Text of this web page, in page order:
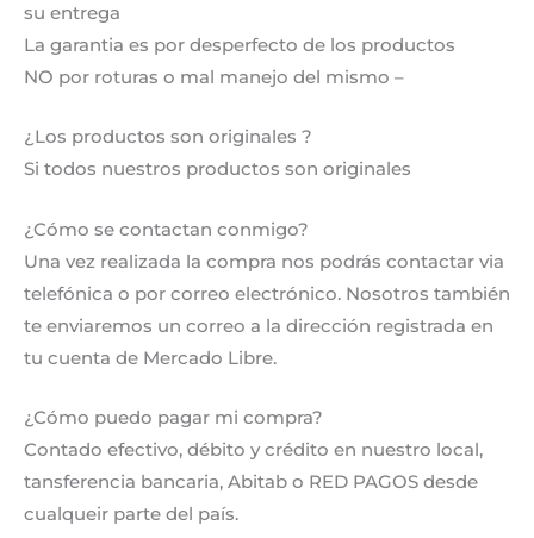
su entrega
La garantia es por desperfecto de los productos
NO por roturas o mal manejo del mismo –
¿Los productos son originales ?
Si todos nuestros productos son originales
¿Cómo se contactan conmigo?
Una vez realizada la compra nos podrás contactar via
telefónica o por correo electrónico. Nosotros también
te enviaremos un correo a la dirección registrada en
tu cuenta de Mercado Libre.
¿Cómo puedo pagar mi compra?
Contado efectivo, débito y crédito en nuestro local,
tansferencia bancaria, Abitab o RED PAGOS desde
cualqueir parte del país.